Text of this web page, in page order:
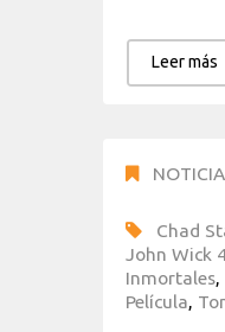
Leer más
Chad
John Wick
Inmortales,
Película,